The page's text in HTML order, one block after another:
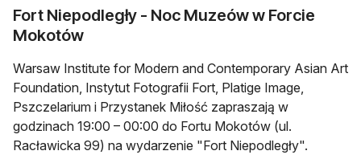
Fort Niepodległy - Noc Muzeów w Forcie
Mokotów
Warsaw Institute for Modern and Contemporary Asian Art
Foundation, Instytut Fotografii Fort, Platige Image,
Pszczelarium i Przystanek Miłość zapraszają w
godzinach 19:00 – 00:00 do Fortu Mokotów (ul.
Racławicka 99) na wydarzenie "Fort Niepodległy".